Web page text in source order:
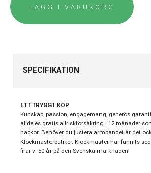
LÄGG I VARUKORG
SPECIFIKATION
Kollektion
DS Action
Stil
Typ av klocka
Damklocka
ETT TRYGGT KÖP
Kunskap, passion, engagemang, generös
alldeles gratis allriskförsäkring i 12 månader
hackor. Behöver du justera armbandet är det
Klockmasterbutiker. Klockmaster har funnits
firar vi 50 år på den Svenska marknaden!